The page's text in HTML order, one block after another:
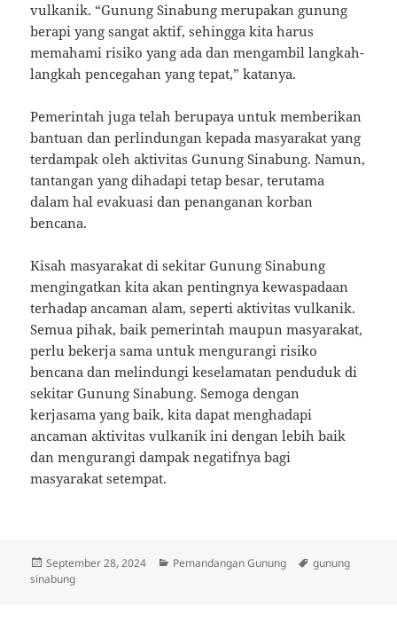
vulkanik. “Gunung Sinabung merupakan gunung
berapi yang sangat aktif, sehingga kita harus
memahami risiko yang ada dan mengambil langkah-
langkah pencegahan yang tepat,” katanya.
Pemerintah juga telah berupaya untuk memberikan
bantuan dan perlindungan kepada masyarakat yang
terdampak oleh aktivitas Gunung Sinabung. Namun,
tantangan yang dihadapi tetap besar, terutama
dalam hal evakuasi dan penanganan korban
bencana.
Kisah masyarakat di sekitar Gunung Sinabung
mengingatkan kita akan pentingnya kewaspadaan
terhadap ancaman alam, seperti aktivitas vulkanik.
Semua pihak, baik pemerintah maupun masyarakat,
perlu bekerja sama untuk mengurangi risiko
bencana dan melindungi keselamatan penduduk di
sekitar Gunung Sinabung. Semoga dengan
kerjasama yang baik, kita dapat menghadapi
ancaman aktivitas vulkanik ini dengan lebih baik
dan mengurangi dampak negatifnya bagi
masyarakat setempat.
Posted
on
September 28, 2024 Categories
Pemandangan Gunung Tags
gunung
sinabung